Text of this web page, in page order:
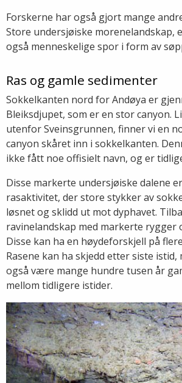
Forskerne har også gjort mange
Store undersjøiske morenelandskap,
også menneskelige spor i form av
Ras og gamle sedimenter
Sokkelkanten nord for Andøya er
Bleiksdjupet, som er en stor canyon.
utenfor Sveinsgrunnen, finner vi en
canyon skåret inn i sokkelkanten.
ikke fått noe offisielt navn, og er
Disse markerte undersjøiske dalene
rasaktivitet, der store stykker av
løsnet og sklidd ut mot dyphavet.
ravinelandskap med markerte rygger
Disse kan ha en høydeforskjell på
Rasene kan ha skjedd etter siste istid,
også være mange hundre tusen år
mellom tidligere istider.